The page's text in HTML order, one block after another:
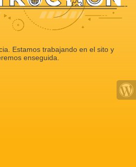
Estamos trabajando en el sito y
enseguida.